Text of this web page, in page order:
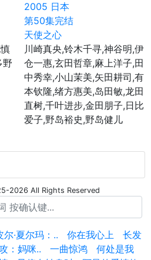
野
2005 日本
第50集完结
天使之心
川崎真央,铃木千寻,神谷明,伊
仓一惠,玄田哲章,麻上洋子,田
中秀幸,小山茉美,矢田耕司,有
本钦隆,绪方惠美,岛田敏,龙田
直树,千叶进步,金田朋子,日比
爱子,野岛裕史,野岛健儿
2026 All Rights Reserved
尔·夏尔玛：.. 你在我心上
长发
：妈咪.. 一曲惊鸿
何处是我